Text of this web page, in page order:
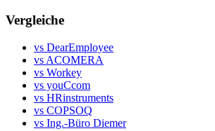
Vergleiche
vs DearEmployee
vs ACOMERA
vs Workey
vs youCcom
vs HRinstruments
vs COPSOQ
vs Ing.-Büro Diemer